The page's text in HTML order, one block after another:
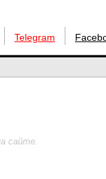
Telegram
сайте.